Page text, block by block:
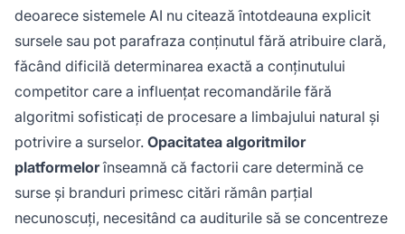
deoarece sistemele AI nu citează întotdeauna explicit
sursele sau pot parafraza conținutul fără atribuire clară,
făcând dificilă determinarea exactă a conținutului
competitor care a influențat recomandările fără
algoritmi sofisticați de procesare a limbajului natural și
potrivire a surselor. Opacitatea algoritmilor
platformelorînseamnă că factorii care determină ce
surse și branduri primesc citări rămân parțial
necunoscuți, necesitând ca auditurile să se concentreze